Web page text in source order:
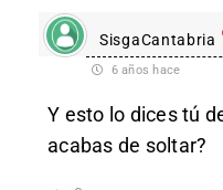
SisgaCantabria
6 años hace
Y esto lo dices tú
acabas de soltar?